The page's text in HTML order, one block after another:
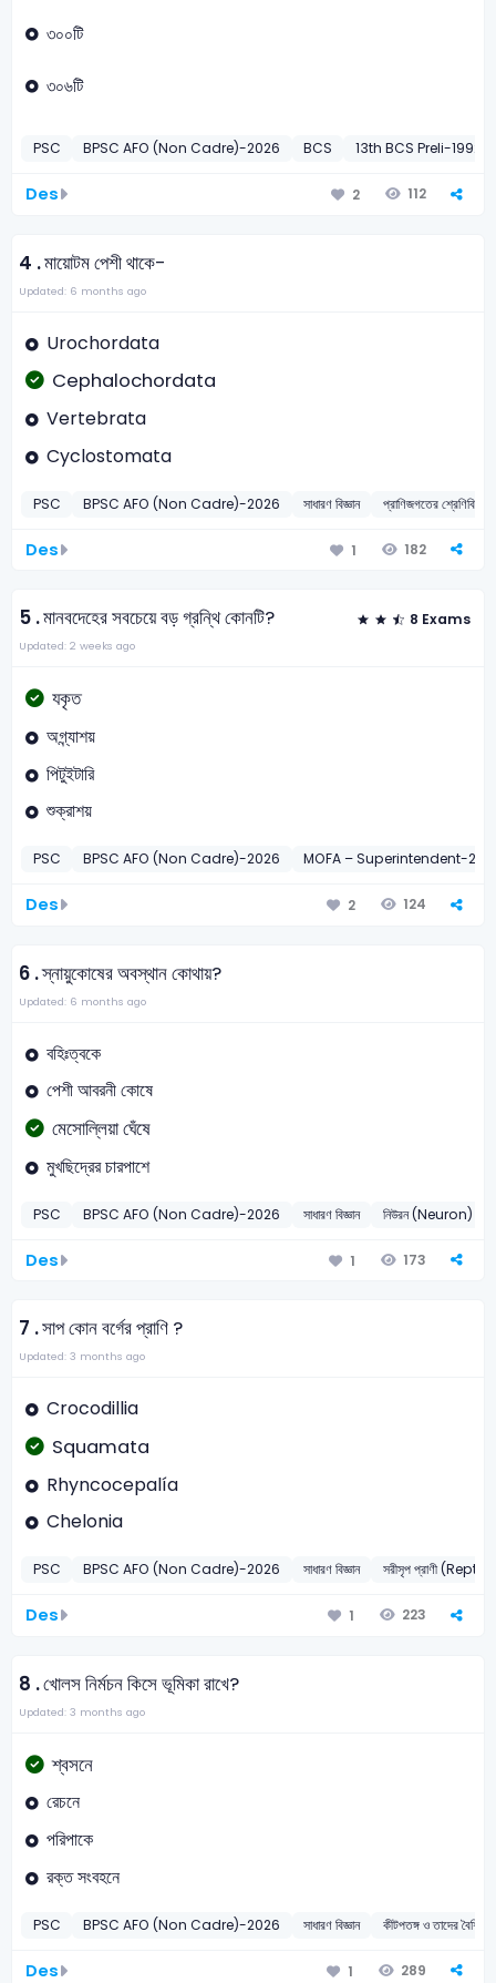
৩০০টি
৩০৬টি
PSC BPSC AFO (Non Cadre)-2026 BCS 13th BCS Preli-1992
Des 2 112
4 .মায়োটম পেশী থাকে-
Updated: 6 months ago
Urochordata
Cephalochordata
Vertebrata
Cyclostomata
PSC BPSC AFO (Non Cadre)-2026 সাধারণ বিজ্ঞান প্রাণিজগতের
Des 1 182
5 .মানবদেহের সবচেয়ে বড় গ্রন্থি কোনটি? 8 Exams
Updated: 2 weeks ago
যকৃত
অগ্ন্যাশয়
পিটুইটারি
শুক্রাশয়
PSC BPSC AFO (Non Cadre)-2026 MOFA – Superintendent-
Des 2 124
6 .স্নায়ুকোষের অবস্থান কোথায়?
Updated: 6 months ago
বহিঃত্বকে
পেশী আবরনী কোষে
মেসোল্লিয়া ঘেঁষে
মুখছিদ্রের চারপাশে
PSC BPSC AFO (Non Cadre)-2026 সাধারণ বিজ্ঞান নিউরন (Neuron)
Des 1 173
7 .সাপ কোন বর্গের প্রাণি ?
Updated: 3 months ago
Crocodillia
Squamata
Rhyncocepalía
Chelonia
PSC BPSC AFO (Non Cadre)-2026 সাধারণ বিজ্ঞান সরীসৃপ প্রাণী
Des 1 223
8 .খোলস নির্মচন কিসে ভূমিকা রাখে?
Updated: 3 months ago
শ্বসনে
রেচনে
পরিপাকে
রক্ত সংবহনে
PSC BPSC AFO (Non Cadre)-2026 সাধারণ বিজ্ঞান কীটপতঙ্গ ও তাদের
Des 1 289